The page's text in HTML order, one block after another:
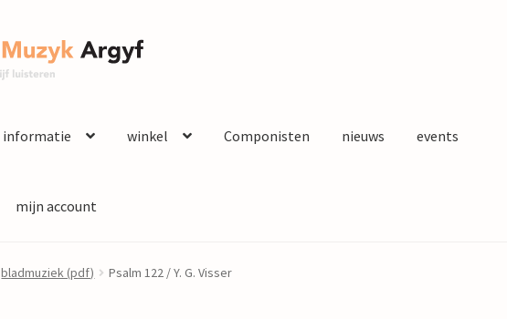
informatie winkel Componisten nieuws events
mijn account
bladmuziek (pdf) Psalm 122 / Y. G. Visser